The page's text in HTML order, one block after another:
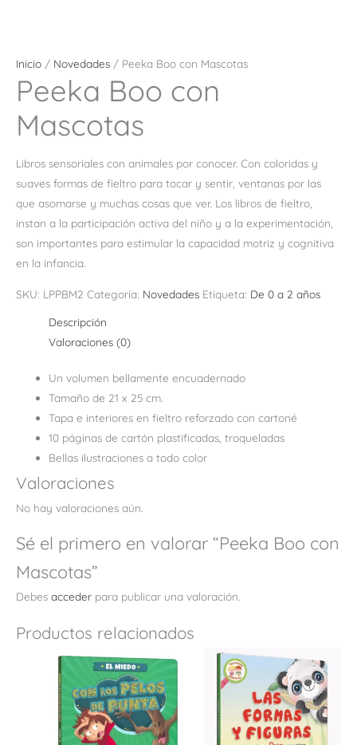
Inicio / Novedades / Peeka Boo con Mascotas
Peeka Boo con
Mascotas
Libros sensoriales con animales por conocer. Con coloridas y
suaves formas de fieltro para tocar y sentir, ventanas por las
que asomarse y muchas cosas que ver. Los libros de fieltro,
instan a la participación activa del niño y a la experimentación,
son importantes para estimular la capacidad motriz y cognitiva
en la infancia.
SKU: LPPBM2 Categoría: Novedades Etiqueta: De 0 a 2 años
Descripción
Valoraciones (0)
Un volumen bellamente encuadernado
Tamaño de 21 x 25 cm.
Tapa e interiores en fieltro reforzado con cartoné
10 páginas de cartón plastificadas, troqueladas
Bellas ilustraciones a todo color
Valoraciones
No hay valoraciones aún.
Sé el primero en valorar “Peeka Boo con
Mascotas”
Debes acceder para publicar una valoración.
Productos relacionados